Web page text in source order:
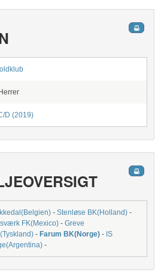
D (2019)
-Stenløse BK(Holland) -
FK(Mexico) -Greve
- Farum BK(Norge) - IS
-